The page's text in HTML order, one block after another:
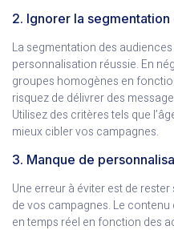
2. Ignorer la
La segmentation des
personnalisation réussie. En
groupes homogènes en
risquez de délivrer des
Utilisez des critères tels que
mieux cibler vos campagnes.
3. Manque de
Une erreur à éviter est de
de vos campagnes. Le
en temps réel en fonction des